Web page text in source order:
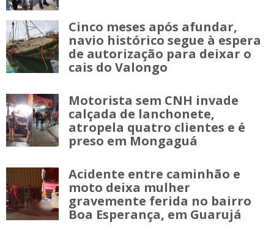
Cinco meses após afundar,
navio histórico segue à espera
de autorização para deixar o
cais do Valongo
Motorista sem CNH invade
calçada de lanchonete,
atropela quatro clientes e é
preso em Mongaguá
Acidente entre caminhão e
moto deixa mulher
gravemente ferida no bairro
Boa Esperança, em Guarujá